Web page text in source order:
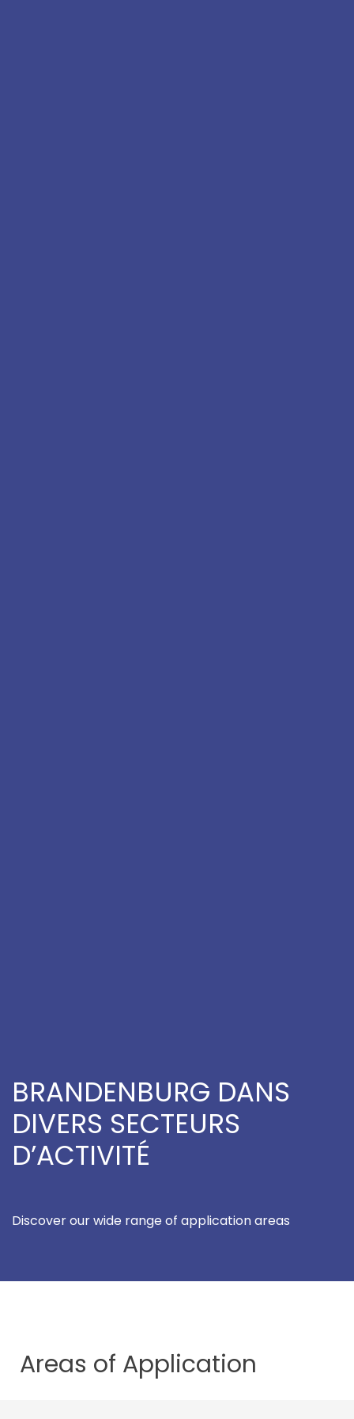
BRANDENBURG DANS
DIVERS SECTEURS
D’ACTIVITÉ
Discover our wide range of application areas
Areas of Application